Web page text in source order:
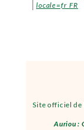
Site officiel
Auriou :
locale=fr_FR